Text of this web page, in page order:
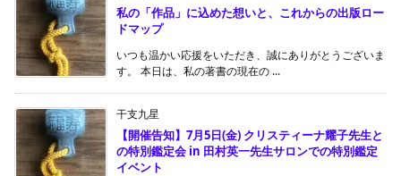
私の「作品」に込めた想いと、これからの出版ロー
ドマップ
いつも温かい応援をいただき、誠にありがとうございま
す。 本日は、私の著書の現在の ...
干支九星
【開催告知】7月5日(金) クリスティーナ耀子先生と
の特別鑑定会 in 田村英一先生サロンでの特別鑑定
イベント